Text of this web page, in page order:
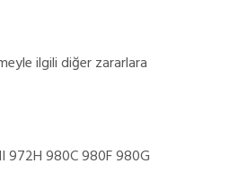
ilgili diğer zararlara
972H 980C 980F 980G